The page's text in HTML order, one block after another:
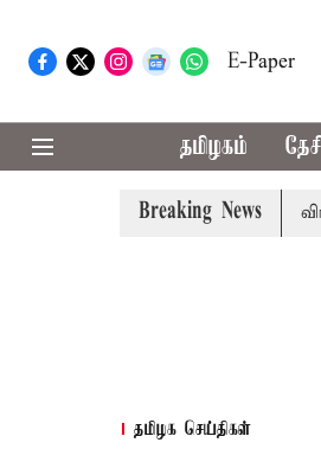
E-Paper
தமிழகம்
Breaking News
விஜய் உரை காவிரி
தமிழக செய்திகள்